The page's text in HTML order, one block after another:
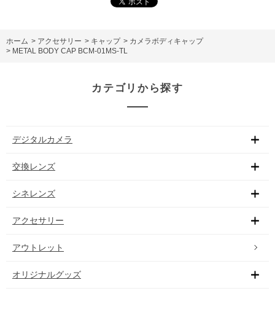
ホーム > アクセサリー > キャップ > カメラボディキャップ
> METAL BODY CAP BCM-01MS-TL
カテゴリから探す
デジタルカメラ
交換レンズ
シネレンズ
アクセサリー
アウトレット
オリジナルグッズ